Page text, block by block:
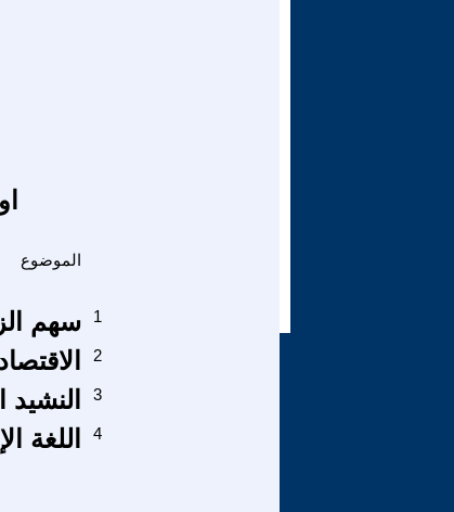
الموضوع
سهم 1
2
3
اللغة 4